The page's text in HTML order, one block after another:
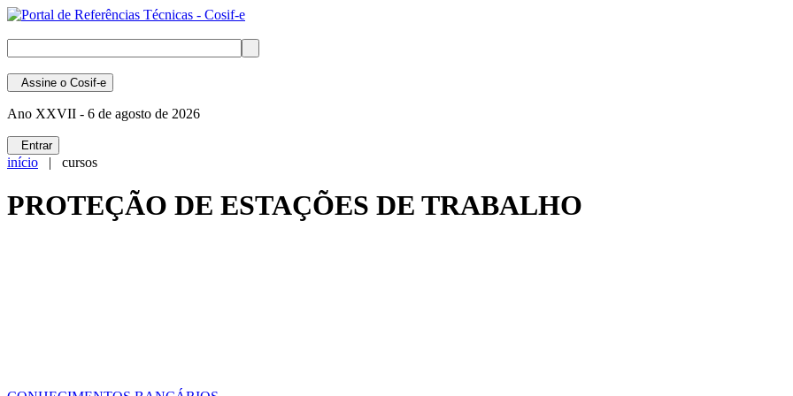
Assine o Cosif-e
Ano XXVII - 6 de agosto de 2026
Entrar
início | cursos
PROTEÇÃO DE ESTAÇÕES DE TRABALHO